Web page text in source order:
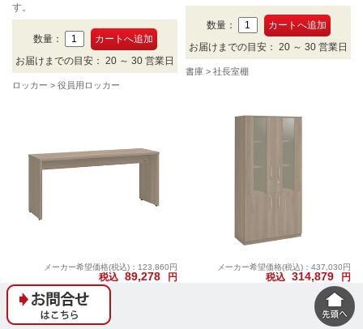
す。
数量：
お届けまでの目安： 20 ～ 30 営業日
ロッカー 役員用ロッカー
数量：
お届けまでの目安： 20 ～ 30 営業日
書庫 社長室棚
メーカー希望価格(税込)：123,860円
税込 89,278
円
DX06ST-MX62 オカムラ グレースラ
イン サイドテーブル プライズウッド
ミディアム
メーカー希望価格(税込)：437,030円
税込 314,879
円
DX06BZ-MBV2 オカムラ グレースラ
イン ガラス書棚 下段木扉 プライズウ